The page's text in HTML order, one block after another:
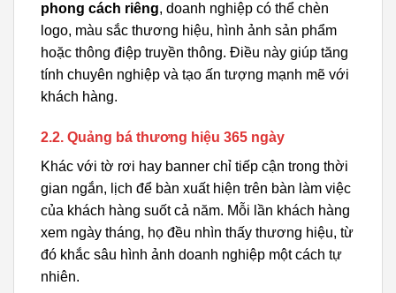
phong cách riêng, doanh nghiệp có thể chèn
logo, màu sắc thương hiệu, hình ảnh sản phẩm
hoặc thông điệp truyền thông. Điều này giúp tăng
tính chuyên nghiệp và tạo ấn tượng mạnh mẽ với
khách hàng.
2.2. Quảng bá thương hiệu 365 ngày
Khác với tờ rơi hay banner chỉ tiếp cận trong thời
gian ngắn, lịch để bàn xuất hiện trên bàn làm việc
của khách hàng suốt cả năm. Mỗi lần khách hàng
xem ngày tháng, họ đều nhìn thấy thương hiệu, từ
đó khắc sâu hình ảnh doanh nghiệp một cách tự
nhiên.